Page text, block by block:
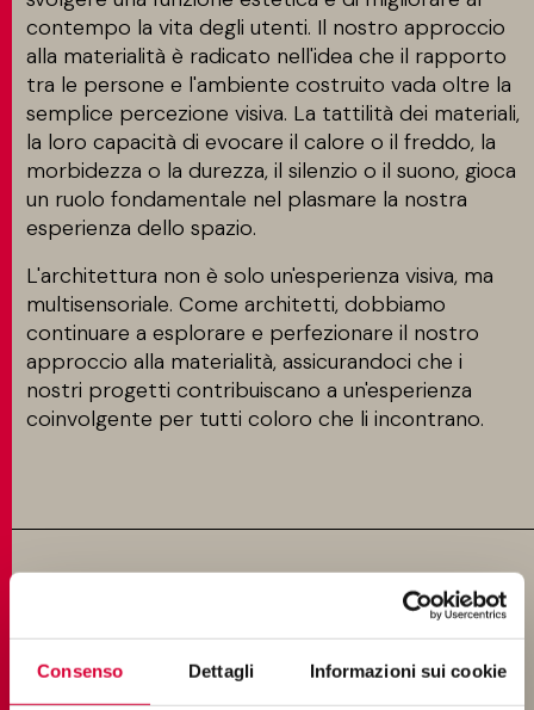
Consenso Dettagli Informazioni sui cookie
contempo la vita degli utenti. Il nostro approccio
alla materialità è radicato nell'idea che il rapporto
tra le persone e l'ambiente costruito vada oltre la
semplice percezione visiva. La tattilità dei materiali,
la loro capacità di evocare il calore o il freddo, la
morbidezza o la durezza, il silenzio o il suono, gioca
un ruolo fondamentale nel plasmare la nostra
esperienza dello spazio.
L'architettura non è solo un'esperienza visiva, ma
multisensoriale. Come architetti, dobbiamo
continuare a esplorare e perfezionare il nostro
approccio alla materialità, assicurandoci che i
nostri progetti contribuiscano a un'esperienza
coinvolgente per tutti coloro che li incontrano.